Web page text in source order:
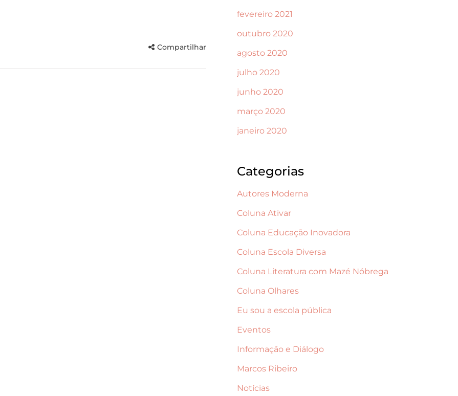
Compartilhar
fevereiro 2021
outubro 2020
agosto 2020
julho 2020
junho 2020
março 2020
janeiro 2020
Categorias
Autores Moderna
Coluna Ativar
Coluna Educação Inovadora
Coluna Escola Diversa
Coluna Literatura com Mazé Nóbrega
Coluna Olhares
Eu sou a escola pública
Eventos
Informação e Diálogo
Marcos Ribeiro
Notícias